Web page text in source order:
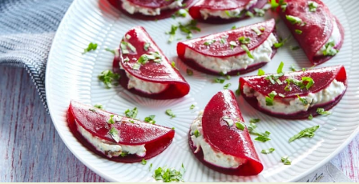
Články
TV Program
Škola vaření
Recepty z TV
Speciál: Cuketa